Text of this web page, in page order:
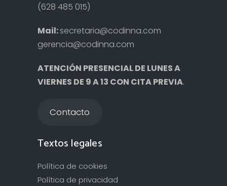
(628 485 015)
Mail:secretaria@codinna.com
gerencia@codinna.com
ATENCIÓN PRESENCIAL DE LUNES A
VIERNES DE 9 A 13 CON CITA PREVIA.
Contacto
Textos legales
Política de cookies
Política de privacidad